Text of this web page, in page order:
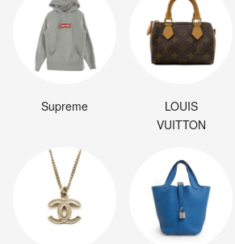
Supreme
LOUIS
VUITTON